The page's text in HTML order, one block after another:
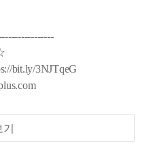
bit.ly/3NJTqeG